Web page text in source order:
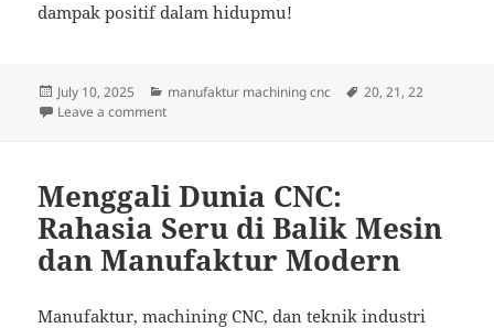
dampak positif dalam hidupmu!
Posted
on
July 10, 2025 Categories
manufaktur machining cnc Tags
20,21,22
Leave a commenton Menjelajahi Dunia CNC: Dari Pabrik ke Proyek
Menggali Dunia CNC:
Rahasia Seru di Balik Mesin
dan Manufaktur Modern
Manufaktur, machining CNC, dan teknik industri